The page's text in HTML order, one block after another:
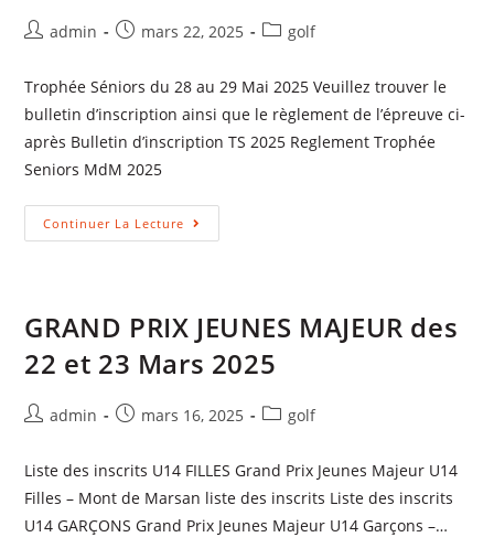
admin mars 22, 2025 golf
Trophée Séniors du 28 au 29 Mai 2025 Veuillez trouver le
bulletin d’inscription ainsi que le règlement de l’épreuve ci-
après Bulletin d’inscription TS 2025 Reglement Trophée
Seniors MdM 2025
Continuer La Lecture
GRAND PRIX JEUNES MAJEUR des
22 et 23 Mars 2025
admin mars 16, 2025 golf
Liste des inscrits U14 FILLES Grand Prix Jeunes Majeur U14
Filles – Mont de Marsan liste des inscrits Liste des inscrits
U14 GARÇONS Grand Prix Jeunes Majeur U14 Garçons –…